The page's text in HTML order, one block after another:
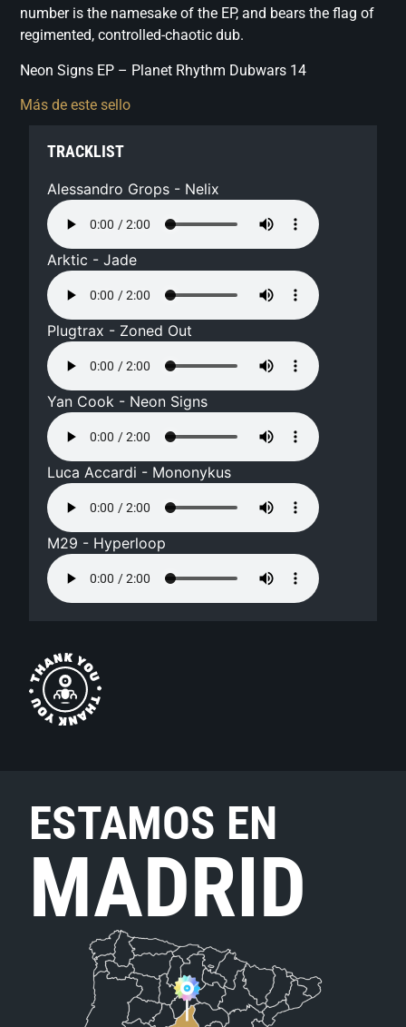
number is the namesake of the EP, and bears the flag of
regimented, controlled-chaotic dub.
Neon Signs EP – Planet Rhythm Dubwars 14
Más de este sello
TRACKLIST
Alessandro Grops - Nelix
Arktic - Jade
Plugtrax - Zoned Out
Yan Cook - Neon Signs
Luca Accardi - Mononykus
M29 - Hyperloop
ESTAMOS EN
MADRID